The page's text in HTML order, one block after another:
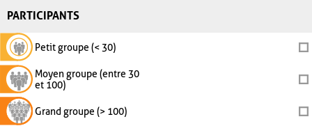
PARTICIPANTS
Petit groupe (< 30)
Moyen groupe (entre 30
et 100)
Grand groupe (> 100)